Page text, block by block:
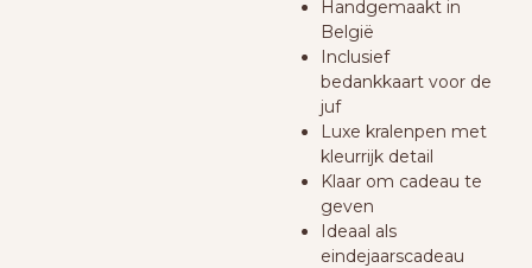
Handgemaakt in
België
Inclusief
bedankkaart voor de
juf
Luxe kralenpen met
kleurrijk detail
Klaar om cadeau te
geven
Ideaal als
eindejaarscadeau